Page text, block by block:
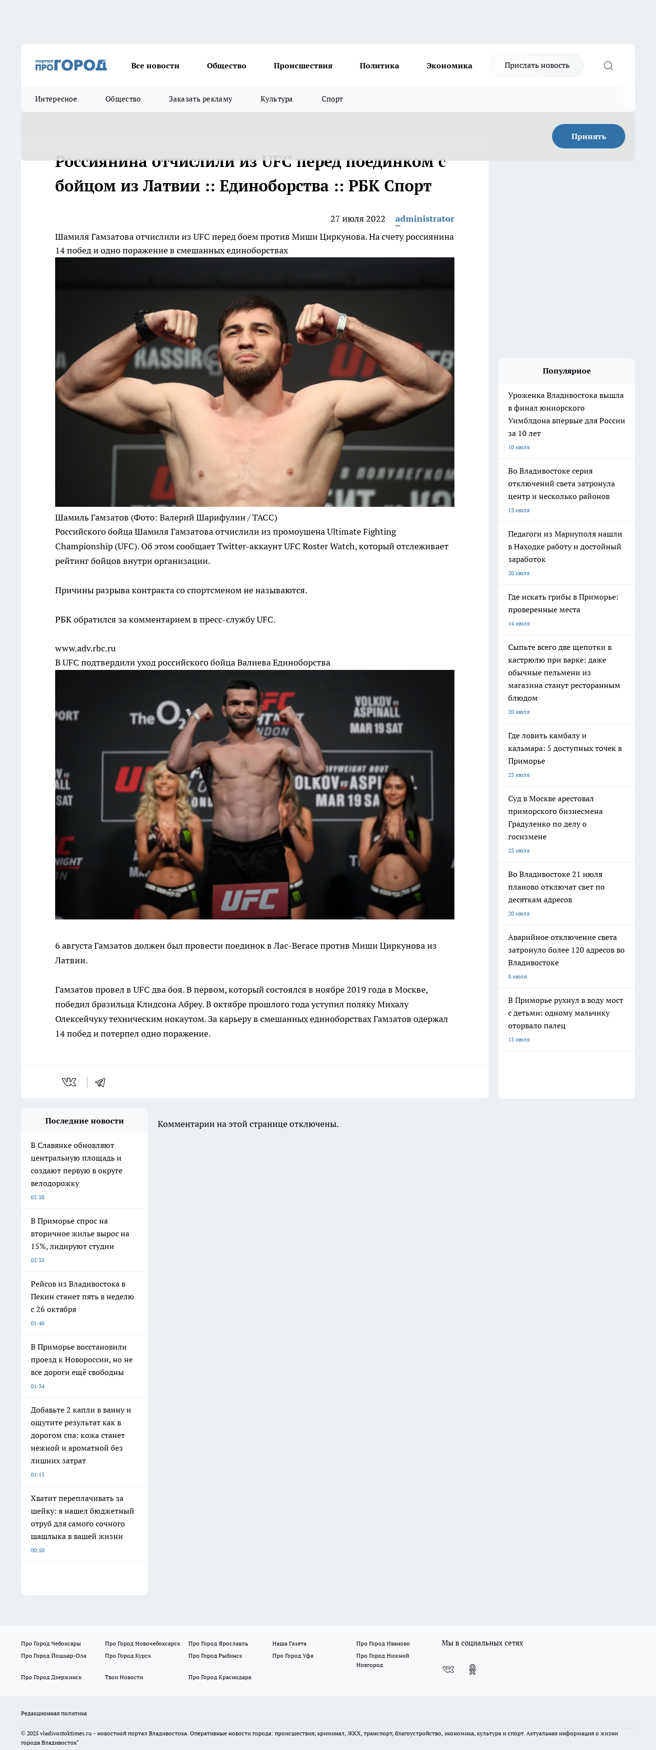
Все новости Общество Происшествия Политика Экономика Прислать новость
Интересное Общество Заказать рекламу Культура Спорт
Принять
Россиянина отчислили из UFC перед поединком с
бойцом из Латвии :: Единоборства :: РБК Спорт
27 июля 2022
administrator
Шамиля Гамзатова отчислили из UFC перед боем против Миши Циркунова. На счету россиянина
14 побед и одно поражение в смешанных единоборствах
Шамиль Гамзатов (Фото: Валерий Шарифулин / ТАСС)
Российского бойца Шамиля Гамзатова отчислили из промоушена Ultimate Fighting
Championship (UFC). Об этом сообщает Twitter-аккаунт UFC Roster Watch, который отслеживает
рейтинг бойцов внутри организации.
Причины разрыва контракта со спортсменом не называются.
РБК обратился за комментарием в пресс-службу UFC.
www.adv.rbc.ru
В UFC подтвердили уход российского бойца ВалиеваЕдиноборства
6 августа Гамзатов должен был провести поединок в Лас-Вегасе против Миши Циркунова из
Латвии.
Гамзатов провел в UFC два боя. В первом, который состоялся в ноябре 2019 года в Москве,
победил бразильца Клидсона Абреу. В октябре прошлого года уступил поляку Михалу
Олексейчуку техническим нокаутом. За карьеру в смешанных единоборствах Гамзатов одержал
14 побед и потерпел одно поражение.
Популярное
Уроженка Владивостока вышла
в финал юниорского
Уимблдона впервые для России
за 10 лет
10 июля
Во Владивостоке серия
отключений света затронула
центр и несколько районов
13 июля
Педагоги из Мариуполя нашли
в Находке работу и достойный
заработок
20 июля
Где искать грибы в Приморье:
проверенные места
14 июля
Сыпьте всего две щепотки в
кастрюлю при варке: даже
обычные пельмени из
магазина станут ресторанным
блюдом
20 июля
Где ловить камбалу и
кальмара: 5 доступных точек в
Приморье
23 июля
Суд в Москве арестовал
приморского бизнесмена
Градуленко по делу о
госизмене
23 июля
Во Владивостоке 21 июля
планово отключат свет по
десяткам адресов
20 июля
Аварийное отключение света
затронуло более 120 адресов во
Владивостоке
8 июля
В Приморье рухнул в воду мост
с детьми: одному мальчику
оторвало палец
13 июля
Последние новости
В Славянке обновляют
центральную площадь и
создают первую в округе
велодорожку
02:38
В Приморье спрос на
вторичное жилье вырос на
15%, лидируют студии
02:35
Рейсов из Владивостока в
Пекин станет пять в неделю
с 26 октября
01:40
В Приморье восстановили
проезд к Новороссии, но не
все дороги ещё свободны
01:34
Добавьте 2 капли в ванну и
ощутите результат как в
дорогом спа: кожа станет
нежной и ароматной без
лишних затрат
01:15
Хватит переплачивать за
шейку: я нашел бюджетный
отруб для самого сочного
шашлыка в вашей жизни
00:50
Комментарии на этой странице отключены.
Про Город Чебоксары Про Город Новочебоксарск Про Город Ярославль Наша Газета
Про Город Иваново
Про Город Йошкар-Ола
Про Город Курск Про Город Рыбинск Про Город Уфа
Про Город Нижний
Новгород
Про Город Дзержинск
Твои Новости Про Город Краснодара
Мы в социальных сетях
Редакционная политика
© 2025 vladivostoktimes.ru - новостной портал Владивостока. Оперативные новости города: происшествия, криминал, ЖКХ, транспорт, благоустройство, экономика, культура и спорт. Актуальная информация о жизни
города Владивосток"